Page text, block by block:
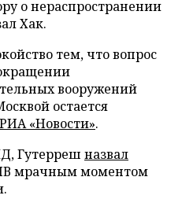
о нераспространении
Хак.
тем, что вопрос
вооружений
остается
РИА «Новости».
Гутерреш назвал
мрачным моментом